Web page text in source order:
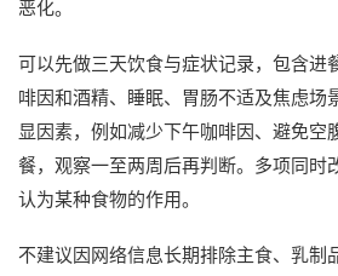
恶化。
可以先做三天饮食与症状记录，包含进
啡因和酒精、睡眠、胃肠不适及焦虑场
显因素，例如减少下午咖啡因、避免空
餐，观察一至两周后再判断。多项同时
认为某种食物的作用。
不建议因网络信息长期排除主食、乳制